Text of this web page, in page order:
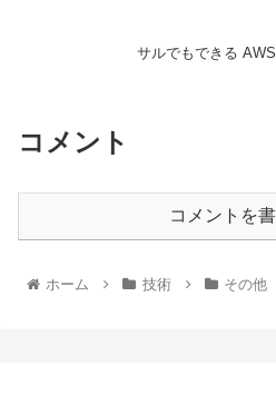
サルでもできる
コメント
コメントを
ホーム 技術 その他